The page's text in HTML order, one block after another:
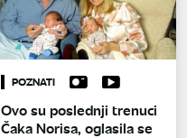
POZNATI
Ovo su poslednji trenuci
Čaka Norisa, oglasila se